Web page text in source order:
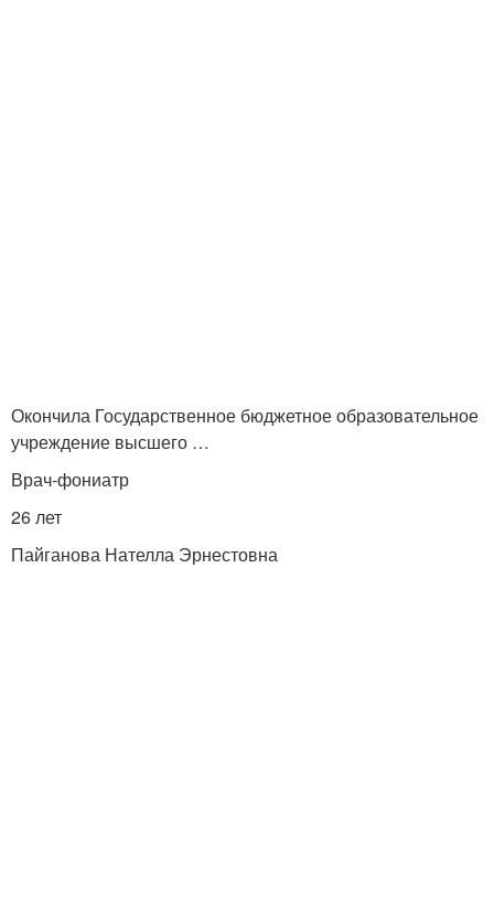
Окончила Государственное бюджетное образовательное
учреждение высшего …
Врач-фониатр
26 лет
Пайганова Нателла Эрнестовна